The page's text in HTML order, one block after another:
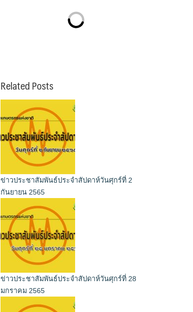
Related Posts
ข่าวประชาสัมพันธ์ประจำสัปดาห์วันศุกร์ที่ 2
กันยายน 2565
ข่าวประชาสัมพันธ์ประจำสัปดาห์วันศุกร์ที่ 28
มกราคม 2565